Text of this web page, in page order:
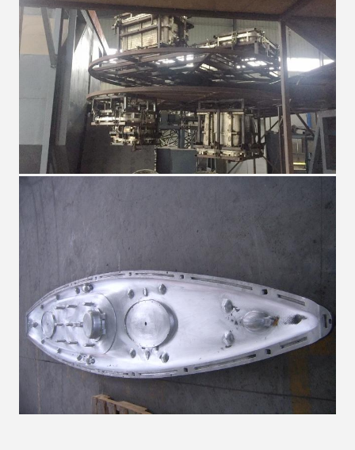
PRESENTACIóN